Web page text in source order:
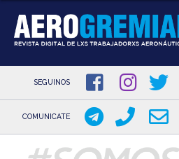
Pasar
SEGUINOS
COMUNICATE